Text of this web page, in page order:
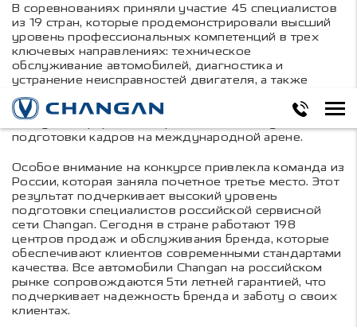
В соревнованиях приняли участие 45 специалистов
из 19 стран, которые продемонстрировали высший
уровень профессиональных компетенций в трех
ключевых направлениях: техническое
обслуживание автомобилей, диагностика и
устранение неисправностей двигателя, а также
работа с электрическими системами. Мероприятие
стало масштабной демонстрацией возможностей
Changan в сфере послепродажного обслуживания и
подготовки кадров на международной арене.
Особое внимание на конкурсе привлекла команда из
России, которая заняла почетное третье место. Этот
результат подчеркивает высокий уровень
подготовки специалистов российской сервисной
сети Changan. Сегодня в стране работают 198
центров продаж и обслуживания бренда, которые
обеспечивают клиентов современными стандартами
качества. Все автомобили Changan на российском
рынке сопровождаются 5ти летней гарантией, что
подчеркивает надежность бренда и заботу о своих
клиентах.